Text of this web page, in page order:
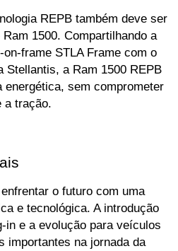
REPB também deve ser
1500. Compartilhando a
frame STLA Frame com o
Stellantis, a Ram 1500 REPB
energética, sem comprometer
a tração.
o futuro com uma
e tecnológica. A introdução
in e a evolução para veículos
importantes na jornada da